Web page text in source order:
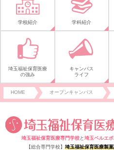
学校紹介 学科紹介
埼玉福祉保育医療
の強み
キャンパス
ライフ
HOME オープンキャンパス
埼玉福祉保育医療専門学校と埼玉ベルエ
【総合専門学校】 埼玉福祉保育医療製